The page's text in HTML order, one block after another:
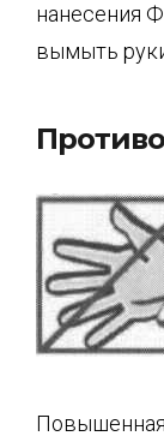
нанесения
вымыть